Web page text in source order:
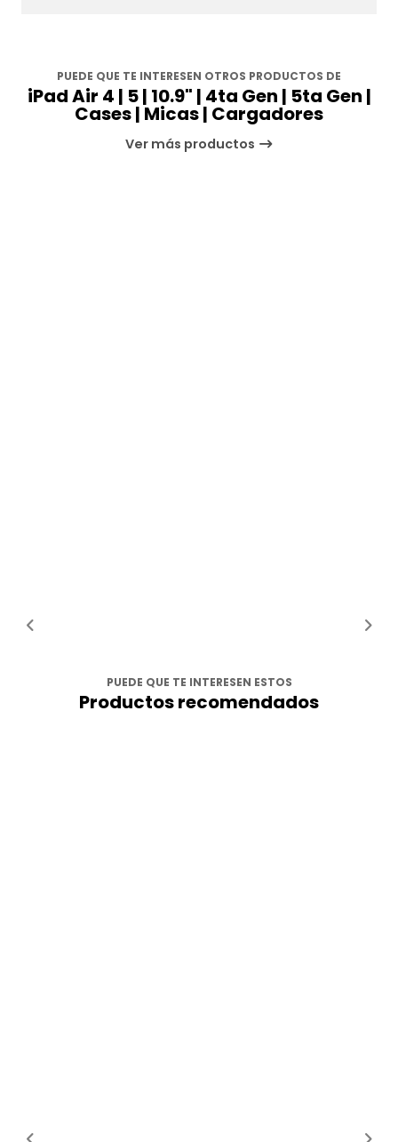
PUEDE QUE TE INTERESEN OTROS PRODUCTOS DE
iPad Air 4 | 5 | 10.9" | 4ta Gen | 5ta Gen |
Cases | Micas | Cargadores
Ver más productos
PUEDE QUE TE INTERESEN ESTOS
Productos recomendados